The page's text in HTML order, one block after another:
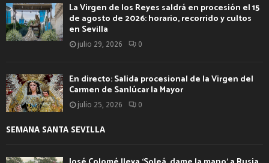
La Virgen de los Reyes saldrá en procesión el 15
de agosto de 2026: horario, recorrido y cultos
en Sevilla
julio 29, 2026 0
En directo: Salida procesional de la Virgen del
Carmen de Sanlúcar la Mayor
julio 25, 2026 0
SEMANA SANTA SEVILLA